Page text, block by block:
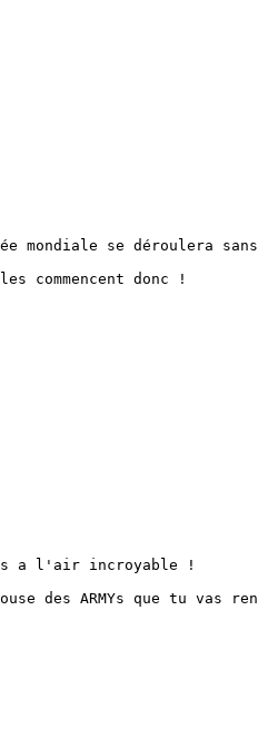
mondiale se déroulera sans
commencent donc !
a l'air incroyable !
des ARMYs que tu vas